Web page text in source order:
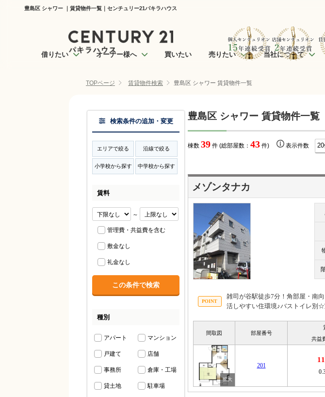
豊島区 シャワー ｜賃貸物件一覧｜センチュリー21パキラハウス
借りたい オーナー様へ 買いたい 売りたい 当社について
TOPページ 賃貸物件検索 豊島区 シャワー 賃貸物件一覧
豊島区 シャワー 賃貸物件一覧
棟数 39 件 (総部屋数： 43 件) 表示件数
メゾンタナカ
雑司が谷駅徒歩7分！角部屋・南
活しやすい住環境♪バストイレ別
間取図 部屋番号
共益
201
検索条件の追加・変更
エリアで絞る 沿線で絞る
小学校から探す 中学校から探す
賃料
～
管理費・共益費を含む
敷金なし
礼金なし
種別
アパート マンション
戸建て 店舗
事務所 倉庫・工場
貸土地 駐車場